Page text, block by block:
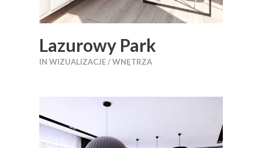
Lazurowy Park
IN WIZUALIZACJE / WNĘTRZA